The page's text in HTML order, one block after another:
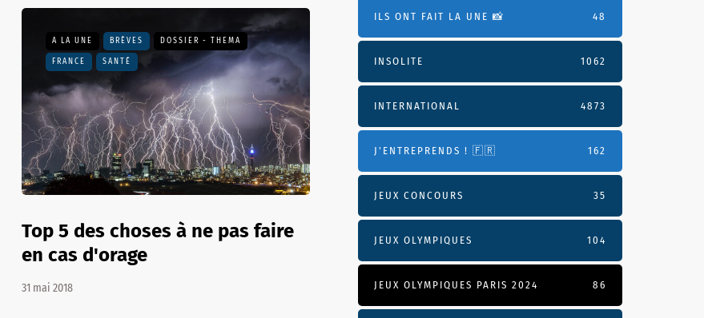
A LA UNE BRÈVES DOSSIER - THEMA
FRANCE SANTÉ
Top 5 des choses à ne pas faire
en cas d'orage
31 mai 2018
ILS ONT FAIT LA UNE 📸 48
INSOLITE 1062
INTERNATIONAL 4873
J'ENTREPRENDS ! 🇫🇷 162
JEUX CONCOURS 35
JEUX OLYMPIQUES 104
JEUX OLYMPIQUES PARIS 2024 86